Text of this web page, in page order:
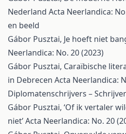
Nederland Acta Neerlandica:
en beeld
Gábor Pusztai, Je hoeft niet
Neerlandica: No. 20 (2023)
Gábor Pusztai, Caraïbische
in Debrecen Acta Neerlandica:
Diplomatenschrijvers –
Gábor Pusztai, ‘Of ik vertaler
niet’Acta Neerlandica: No. 20